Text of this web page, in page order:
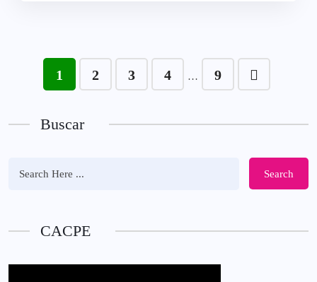
1 2 3 4 … 9
Buscar
Search
CACPE